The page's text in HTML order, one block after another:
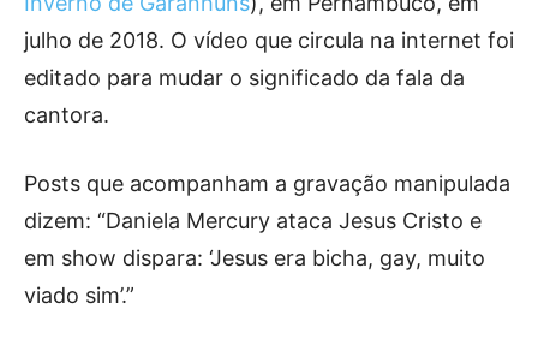
julho de 2018. O vídeo que circula na internet foi
editado para mudar o significado da fala da
cantora.
Posts que acompanham a gravação manipulada
dizem: “Daniela Mercury ataca Jesus Cristo e
em show dispara: ‘Jesus era bicha, gay, muito
viado sim’.”